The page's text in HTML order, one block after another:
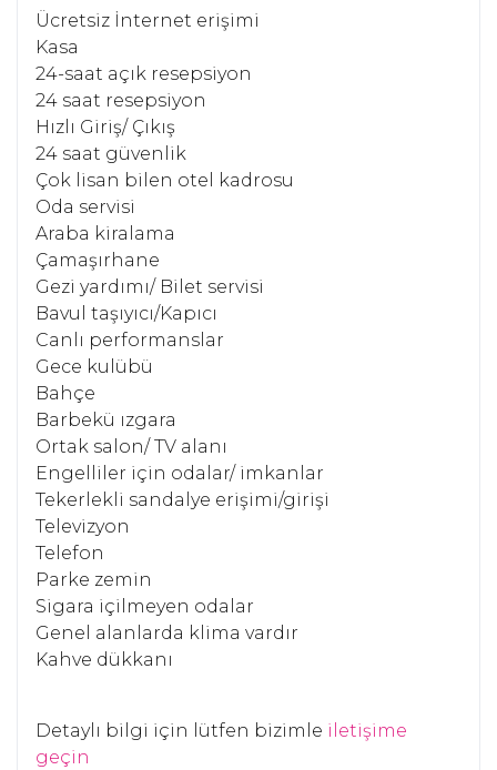
Ücretsiz İnternet erişimi
Kasa
24-saat açık resepsiyon
24 saat resepsiyon
Hızlı Giriş/ Çıkış
24 saat güvenlik
Çok lisan bilen otel kadrosu
Oda servisi
Araba kiralama
Çamaşırhane
Gezi yardımı/ Bilet servisi
Bavul taşıyıcı/Kapıcı
Canlı performanslar
Gece kulübü
Bahçe
Barbekü ızgara
Ortak salon/ TV alanı
Engelliler için odalar/ imkanlar
Tekerlekli sandalye erişimi/girişi
Televizyon
Telefon
Parke zemin
Sigara içilmeyen odalar
Genel alanlarda klima vardır
Kahve dükkanı
Detaylı bilgi için lütfen bizimle iletişime
geçin